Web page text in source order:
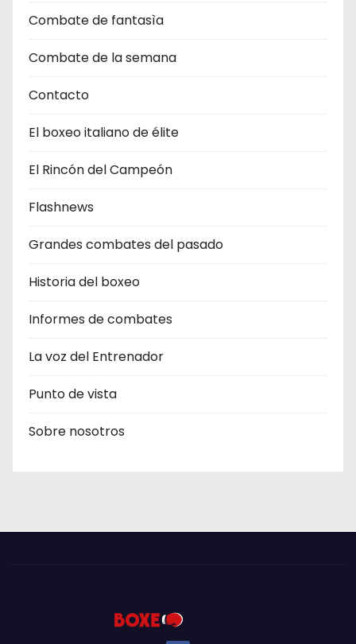
Combate de fantasìa
Combate de la semana
Contacto
El boxeo italiano de élite
El Rincón del Campeón
Flashnews
Grandes combates del pasado
Historia del boxeo
Informes de combates
La voz del Entrenador
Punto de vista
Sobre nosotros